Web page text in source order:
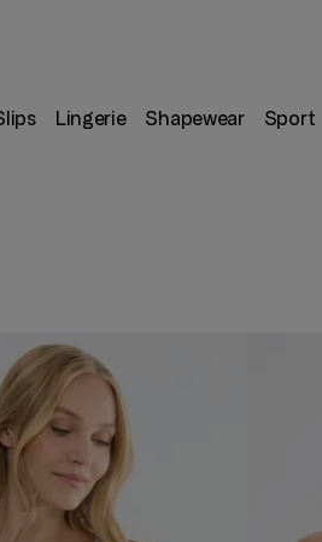
Lingerie Shapewear Sport